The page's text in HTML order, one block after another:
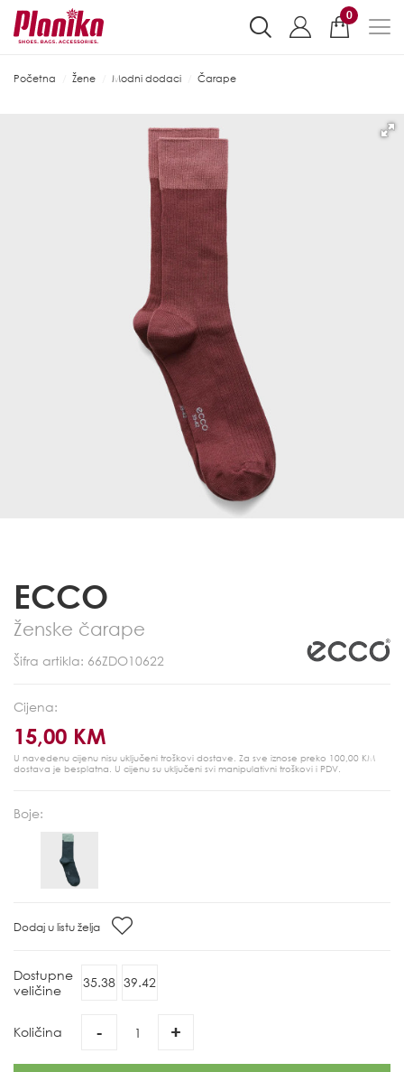
0
Početna Žene Modni dodaci Čarape
ECCO
Ženske čarape
Šifra artikla: 66ZDO10622
Cijena:
15,00 KM
U navedenu cijenu nisu uključeni troškovi dostave. Za sve iznose preko 100,00 KM
dostava je besplatna. U cijenu su uključeni svi manipulativni troškovi i PDV.
Boje:
Dodaj u listu želja
Dostupne
veličine
35.38 39.42
Količina - +